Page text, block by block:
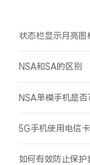
状态栏显示月亮图
NSA和SA的区别
NSA单模手机是否
5G手机使用电信
如何有效防止保护